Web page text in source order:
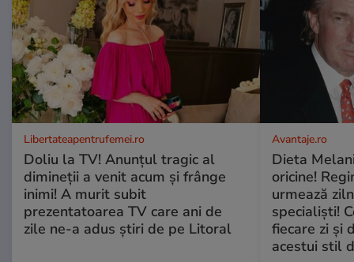
Libertateapentrufemei.ro
Doliu la TV! Anunțul tragic al
dimineții a venit acum și frânge
inimi! A murit subit
prezentatoarea TV care ani de
zile ne-a adus știri de pe Litoral
Avantaje.ro
Dieta
oricine!
urmează
specialiști!
fiecare zi și
acestui stil